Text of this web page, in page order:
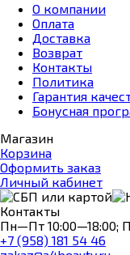
О компании
Оплата
Доставка
Возврат
Контакты
Политика
Гарантия
Бонусная
Магазин
Корзина
Оформить заказ
Личный кабинет
Контакты
Пн—Пт 10:00—18:00;
+7 (958) 181 54 46